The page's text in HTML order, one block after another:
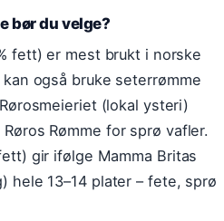
bør du velge?
fett) er mest brukt i norske
også bruke seterrømme
(lokal ysteri)
Rømme for sprø vafler.
gir ifølge Mamma Britas
hele 13–14 plater – fete, sprø